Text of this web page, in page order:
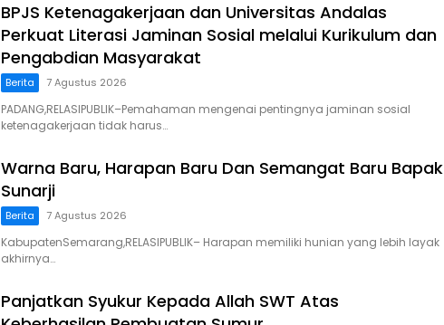
BPJS Ketenagakerjaan dan Universitas Andalas
Perkuat Literasi Jaminan Sosial melalui Kurikulum dan
Pengabdian Masyarakat
Berita 7 Agustus 2026
PADANG,RELASIPUBLIK–Pemahaman mengenai pentingnya jaminan sosial
ketenagakerjaan tidak harus…
Warna Baru, Harapan Baru Dan Semangat Baru Bapak
Sunarji
Berita 7 Agustus 2026
KabupatenSemarang,RELASIPUBLIK– Harapan memiliki hunian yang lebih layak
akhirnya…
Panjatkan Syukur Kepada Allah SWT Atas